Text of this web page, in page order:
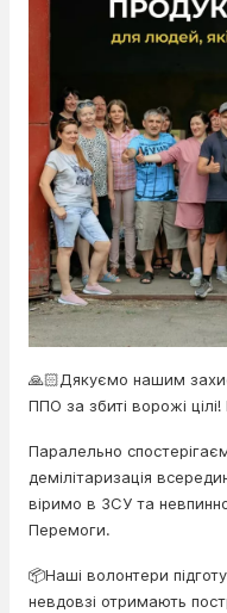
🙏🏻Дякуємо нашим
ППО за збиті ворожі
Паралельно
демілітаризація
віримо в ЗСУ та
Перемоги.
📦Наші волонтери
невдовзі отримають